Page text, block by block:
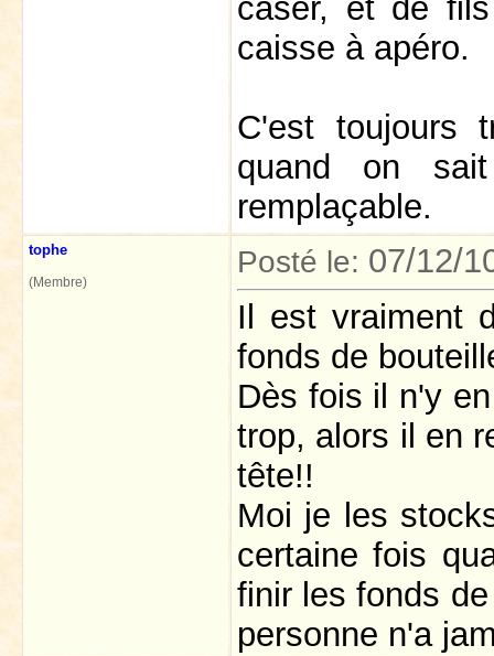
caser, et de
caisse à apéro.
C'est toujours
quand on
remplaçable.
tophe
(Membre)
Posté le: 07/12/
Il est vraiment
fonds de
Dès fois il n'y
trop, alors il en
tête!!
Moi je les
certaine fois
finir les fonds
personne n'a